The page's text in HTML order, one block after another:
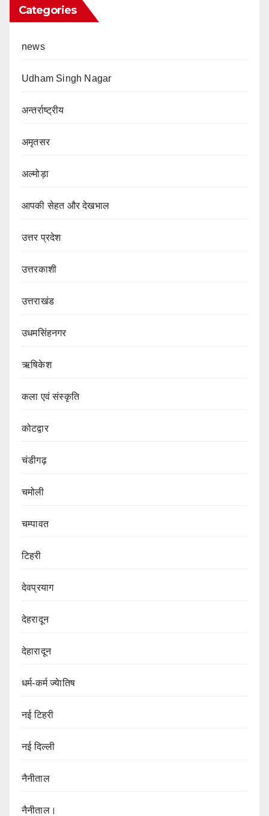
Categories
news
Udham Singh Nagar
अन्तर्राष्ट्रीय
अमृतसर
अल्मोड़ा
आपकी सेहत और देखभाल
उत्तर प्रदेश
उत्तरकाशी
उत्तराखंड
उधमसिंहनगर
ऋषिकेश
कला एवं संस्कृति
कोटद्वार
चंडीगढ़
चमोली
चम्पावत
टिहरी
देवप्रयाग
देहरादून
देहारादून
धर्म-कर्म ज्येातिष
नई टिहरी
नई दिल्ली
नैनीताल
नैनीताल।